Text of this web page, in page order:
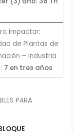
impactar:
de Plantas de
– Industria
7 en tres años
PARA